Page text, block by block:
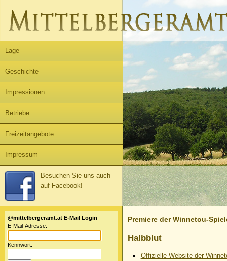
Besuchen Sie uns auch
auf Facebook!
Lage
Geschichte
Impressionen
Betriebe
Freizeitangebote
Impressum
@mittelbergeramt.at E-Mail Login
E-Mail-Adresse:
Kennwort:
Premiere der Winnetou-
Halbblut
Offizielle Website der